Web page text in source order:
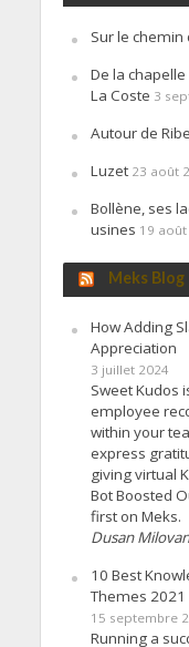
Sur le chemin
De la
La Coste 3
Autour de
Luzet 23 août
Bollène, ses
usines 19 août
Meks Blog
How Adding
Appreciation
3 juillet 2024
Sweet Kudos
employee
within your
express
giving virtual
Bot Boosted
first on Meks.
Dusan
10 Best
Themes 2021
15 septembre
Running a